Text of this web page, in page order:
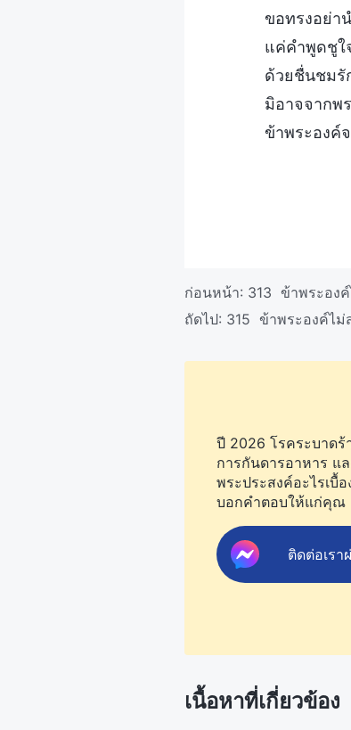
ขอทรงอย่า
แค่คำพูดชูใ
ด้วยชื่นชมรั
มิอาจจากพ
ข้าพระองค์
ก่อนหน้า: 313 ข้าพระอง
ถัดไป: 315 ข้าพระองค์ไม่
ปี 2026 โรคระบาดร้
การกันดารอาหาร แ
พระประสงค์อะไรเบื้
บอกคำตอบให้แก่คุณ
ติดต่อเรา
เนื้อหาที่เกี่ยวข้อง